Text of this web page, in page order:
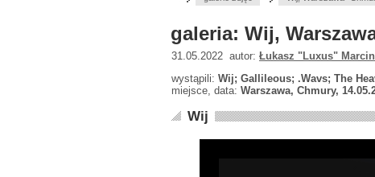
galeria: Wij,
31.05.2022 autor: Łukasz "Luxus"
wystąpili: Wij; Gallileous; .Wavs; The
miejsce, data: Warszawa, Chmury,
Wij